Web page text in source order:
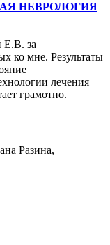
НЕВРОЛОГИЯ
Е.В. за
ко мне. Результаты
лечения
грамотно.
Разина,